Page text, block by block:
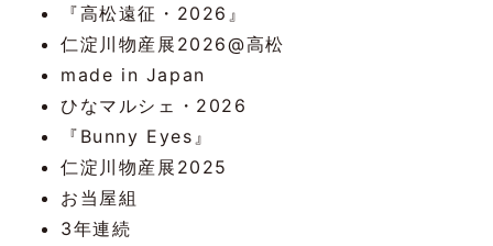
『高松遠征・2026』
仁淀川物産展2026@高松
made in Japan
ひなマルシェ・2026
『Bunny Eyes』
仁淀川物産展2025
お当屋組
3年連続